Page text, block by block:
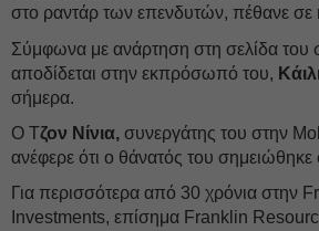
στο ραντάρ των επενδυτών, πέθανε σε
Σύμφωνα με ανάρτηση στη σελίδα του
αποδίδεται στην εκπρόσωπό του,
σήμερα.
Ο Τζον Νίνια, συνεργάτης του στην
ανέφερε ότι ο θάνατός του
Για περισσότερα από 30 χρόνια στην
Investments, επίσημα Franklin